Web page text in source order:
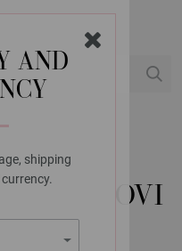
AND
shipping